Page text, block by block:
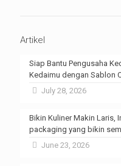
Artikel
Siap Bantu Pengusaha
Kedaimu dengan Sablon
July 28, 2026
Bikin Kuliner Makin Laris,
packaging yang bikin
June 23, 2026